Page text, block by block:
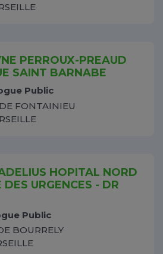
PERROUX-PREAUD
SAINT BARNABE
Public
FONTAINIEU
HOPITAL NORD
DES URGENCES - DR
Public
BOURRELY